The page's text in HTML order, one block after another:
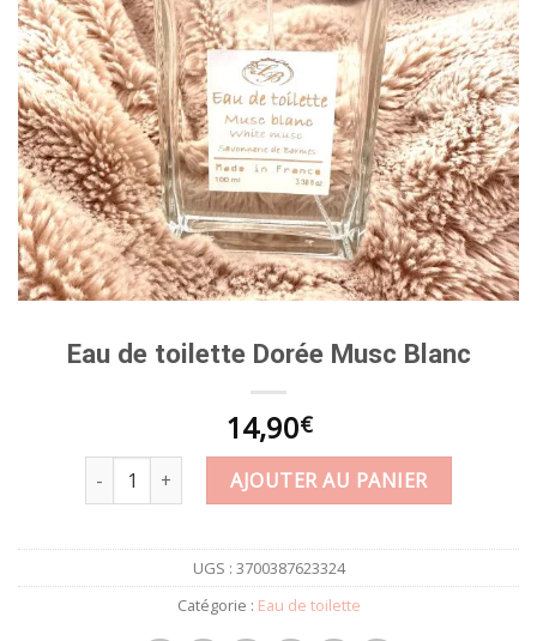
Eau de toilette Dorée Musc Blanc
14,90€
quantité de Eau de toilette Dorée Musc Blanc
AJOUTER AU PANIER
UGS : 3700387623324
Catégorie : Eau de toilette